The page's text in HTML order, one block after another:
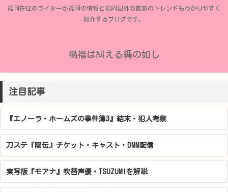
福岡在住のライターが福岡の情報と福岡以外の最新のトレンドもわかりやすく
紹介するブログです。
禍福は糾える縄の如し
注目記事
『エノーラ・ホームズの事件簿3』結末・犯人考察
刀ステ『陽伝』チケット・キャスト・DMM配信
実写版『モアナ』吹替声優・TSUZUMIを解説